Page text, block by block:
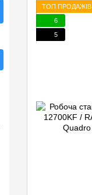
ТОП ПРОДАЖІВ
6
5